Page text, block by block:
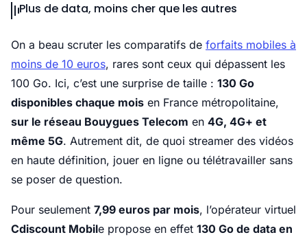
Plus de data, moins cher que les autres
On a beau scruter les comparatifs de forfaits mobiles à
moins de 10 euros, rares sont ceux qui dépassent les
100 Go. Ici, c’est une surprise de taille : 130 Go
disponibles chaque mois en France métropolitaine,
sur le réseau Bouygues Telecom en 4G, 4G+ et
même 5G. Autrement dit, de quoi streamer des vidéos
en haute définition, jouer en ligne ou télétravailler sans
se poser de question.
Pour seulement 7,99 euros par mois, l’opérateur virtuel
Cdiscount Mobile propose en effet 130 Go de data en